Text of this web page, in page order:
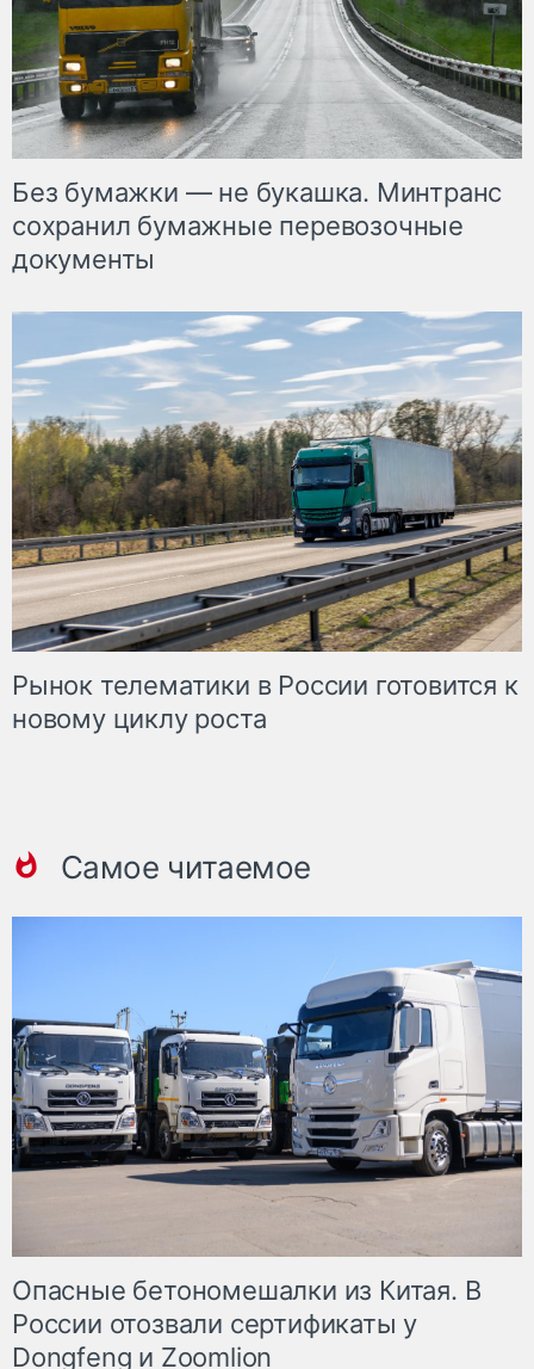
Без бумажки — не букашка. Минтранс
сохранил бумажные перевозочные
документы
Рынок телематики в России готовится к
новому циклу роста
Самое читаемое
Опасные бетономешалки из Китая. В
России отозвали сертификаты у
Dongfeng и Zoomlion